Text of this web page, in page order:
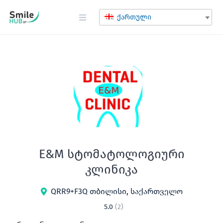
ქართული
E&M სტომატოლოგიური
კლინიკა
QRR9+F3Q თბილისი, საქართველო
5.0 (2)